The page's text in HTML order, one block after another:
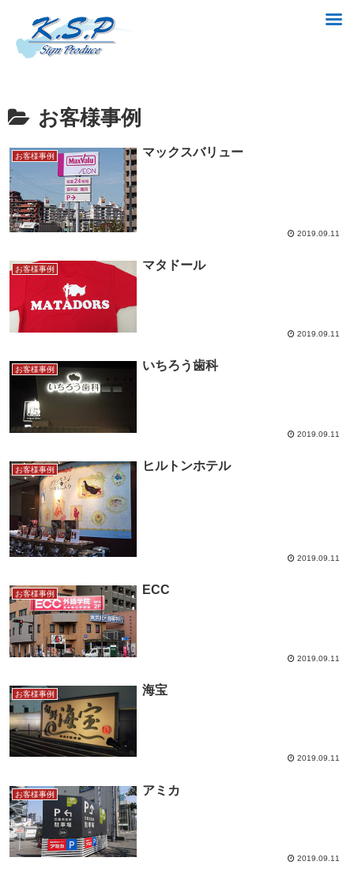
お客様事例
お客様事例 マックスバリュー
2019.09.11
お客様事例 マタドール
2019.09.11
お客様事例 いちろう歯科
2019.09.11
お客様事例 ヒルトンホテル
2019.09.11
お客様事例 ECC
2019.09.11
お客様事例 海宝
2019.09.11
お客様事例 アミカ
2019.09.11